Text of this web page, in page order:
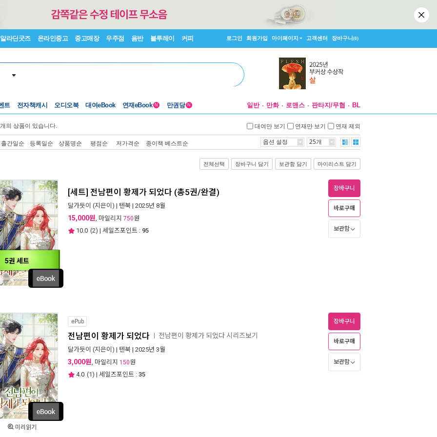
알라딘굿즈 온라인중고 중고매장 우주점 음반 블루레이 커피 로그인 회원가입 마이페이지 고객센터 장바구니(0)
트 전자책캐시 오디오북 대여eBook 연재eBook N 만권당 N 일반 만화 로맨스 판타지/무협 BL
개의 상품이 있습니다. 대여만 보기 연재만 보기 연재 제외
출간일순 등록일순 상품명순 평점순 저가격순 종이책 베스트순 옵션 설정 25개
전체선택 장바구니 담기 보관함 담기 마이리스트 담기
5권 세트
[세트] 전남편이 황제가 되었다 (총5권/완결)
달가듯이 (지은이) | 텐북 | 2025년 8월
15,000원, 마일리지 750원
10.0 (2) | 세일즈포인트 : 95
장바구니
바로구매
보관함
미리읽기
ePub
전남편이 황제가 되었다 전남편이 황제가 되었다 시리즈보기
달가듯이 (지은이) | 텐북 | 2025년 3월
3,000원, 마일리지 150원
4.0 (1) | 세일즈포인트 : 35
장바구니
바로구매
보관함